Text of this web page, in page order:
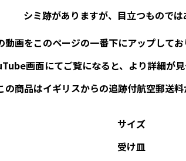
シミ跡がありますが、目立つものでは
動画をこのページの一番下にアップしてお
画面にてご覧になると、より詳細が
の商品はイギリスからの追跡付航空郵送料
サイズ
受け皿